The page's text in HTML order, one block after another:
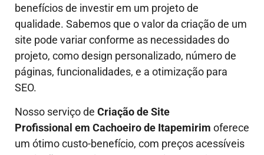
benefícios de investir em um projeto de
qualidade. Sabemos que o valor da criação de um
site pode variar conforme as necessidades do
projeto, como design personalizado, número de
páginas, funcionalidades, e a otimização para
SEO.
Nosso serviço de Criação de Site
Profissional em Cachoeiro de Itapemirim oferece
um ótimo custo-benefício, com preços acessíveis